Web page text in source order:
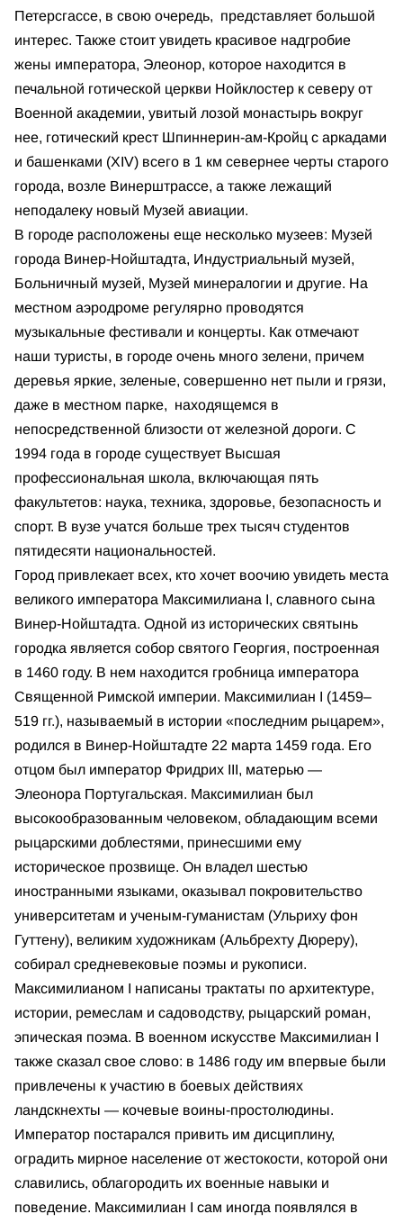
Петерсгассе, в свою очередь, представляет большой
интерес. Также стоит увидеть красивое надгробие
жены императора, Элеонор, которое находится в
печальной готической церкви Нойклостер к северу от
Военной академии, увитый лозой монастырь вокруг
нее, готический крест Шпиннерин-ам-Кройц с аркадами
и башенками (XIV) всего в 1 км севернее черты старого
города, возле Винерштрассе, а также лежащий
неподалеку новый Музей авиации.
В городе расположены еще несколько музеев: Музей
города Винер-Нойштадта, Индустриальный музей,
Больничный музей, Музей минералогии и другие. На
местном аэродроме регулярно проводятся
музыкальные фестивали и концерты. Как отмечают
наши туристы, в городе очень много зелени, причем
деревья яркие, зеленые, совершенно нет пыли и грязи,
даже в местном парке, находящемся в
непосредственной близости от железной дороги. С
1994 года в городе существует Высшая
профессиональная школа, включающая пять
факультетов: наука, техника, здоровье, безопасность и
спорт. В вузе учатся больше трех тысяч студентов
пятидесяти национальностей.
Город привлекает всех, кто хочет воочию увидеть места
великого императора Максимилиана I, славного сына
Винер-Нойштадта. Одной из исторических святынь
городка является собор cвятого Георгия, построенная
в 1460 году. В нем находится гробница императора
Священной Римской империи. Максимилиан I (1459–
519 гг.), называемый в истории «последним рыцарем»,
родился в Винер-Нойштадте 22 марта 1459 года. Его
отцом был император Фридрих III, матерью —
Элеонора Португальская. Максимилиан был
высокообразованным человеком, обладающим всеми
рыцарскими доблестями, принесшими ему
историческое прозвище. Он владел шестью
иностранными языками, оказывал покровительство
университетам и ученым-гуманистам (Ульриху фон
Гуттену), великим художникам (Альбрехту Дюреру),
собирал средневековые поэмы и рукописи.
Максимилианом I написаны трактаты по архитектуре,
истории, ремеслам и садоводству, рыцарский роман,
эпическая поэма. В военном искусстве Максимилиан I
также сказал свое слово: в 1486 году им впервые были
привлечены к участию в боевых действиях
ландскнехты — кочевые воины-простолюдины.
Император постарался привить им дисциплину,
оградить мирное население от жестокости, которой они
славились, облагородить их военные навыки и
поведение. Максимилиан I сам иногда появлялся в